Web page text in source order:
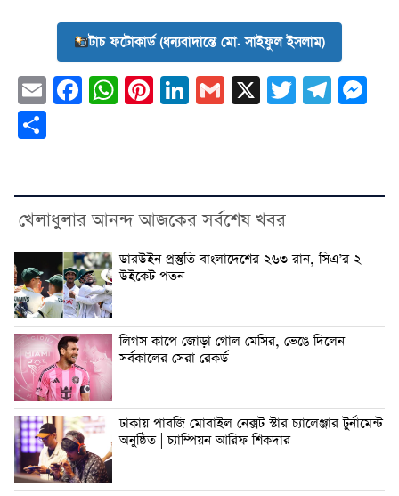
টাচ ফটোকার্ড (ধন্যবাদান্তে মো. সাইফুল ইসলাম)
EmailFacebook
WhatsApp
Pinterest
LinkedIn
Gmail
X Twitter
খেলাধুলার আনন্দ আজকের সর্বশেষ খবর
ডারউইন প্রস্তুতি বাংলাদেশের ২৬৩ রান, সিএ’র ২
উইকেট পতন
লিগস কাপে জোড়া গোল মেসির, ভেঙে দিলেন
সর্বকালের সেরা রেকর্ড
ঢাকায় পাবজি মোবাইল নেক্সট স্টার চ্যালেঞ্জার টুর্নামেন্ট
অনুষ্ঠিত | চ্যাম্পিয়ন আরিফ শিকদার